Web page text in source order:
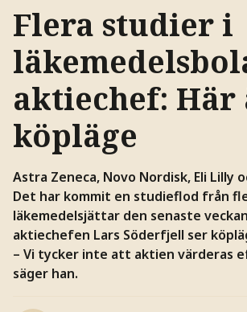
Flera studier i
aktiechef: Här
köpläge
Astra Zeneca, Novo Nordisk, Eli Lilly
Det har kommit en studieflod från
läkemedelsjättar den senaste
aktiechefen Lars Söderfjell ser
– Vi tycker inte att aktien värderas
säger han.